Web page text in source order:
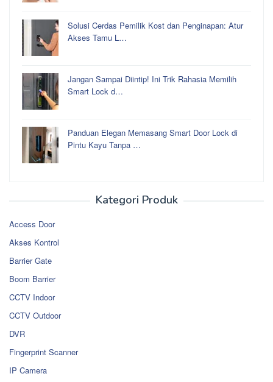
Solusi Cerdas Pemilik Kost dan Penginapan: Atur
Akses Tamu L…
Jangan Sampai Diintip! Ini Trik Rahasia Memilih
Smart Lock d…
Panduan Elegan Memasang Smart Door Lock di
Pintu Kayu Tanpa …
Kategori Produk
Access Door
Akses Kontrol
Barrier Gate
Boom Barrier
CCTV Indoor
CCTV Outdoor
DVR
Fingerprint Scanner
IP Camera